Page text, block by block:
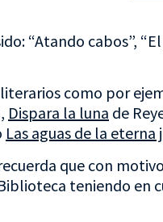
“Atando cabos”,
como por
Dispara la luna de
Las aguas de la eterna
que con
teniendo en